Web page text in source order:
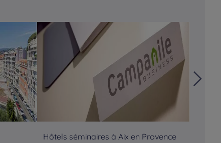
Hôtels séminaires à Aix en Provence